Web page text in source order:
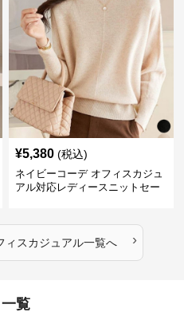
¥5,380 (税込)
ネイビーコーデ オフィスカジュ
アル対応レディースニットセー
ィスカジュアル一覧へ ›
覧